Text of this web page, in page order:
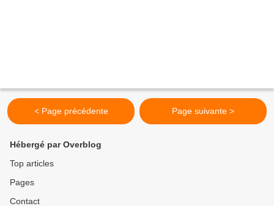
< Page précédente Page suivante >
Hébergé par Overblog
Top articles
Pages
Contact